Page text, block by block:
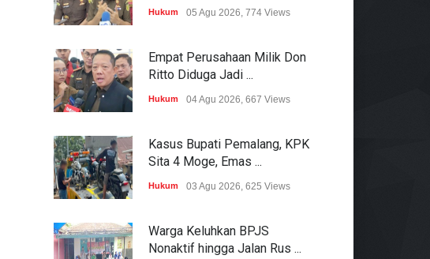
Hukum 05 Agu 2026, 774 Views
Empat Perusahaan Milik Don
Ritto Diduga Jadi ...
Hukum 04 Agu 2026, 667 Views
Kasus Bupati Pemalang, KPK
Sita 4 Moge, Emas ...
Hukum 03 Agu 2026, 625 Views
Warga Keluhkan BPJS
Nonaktif hingga Jalan Rus ...